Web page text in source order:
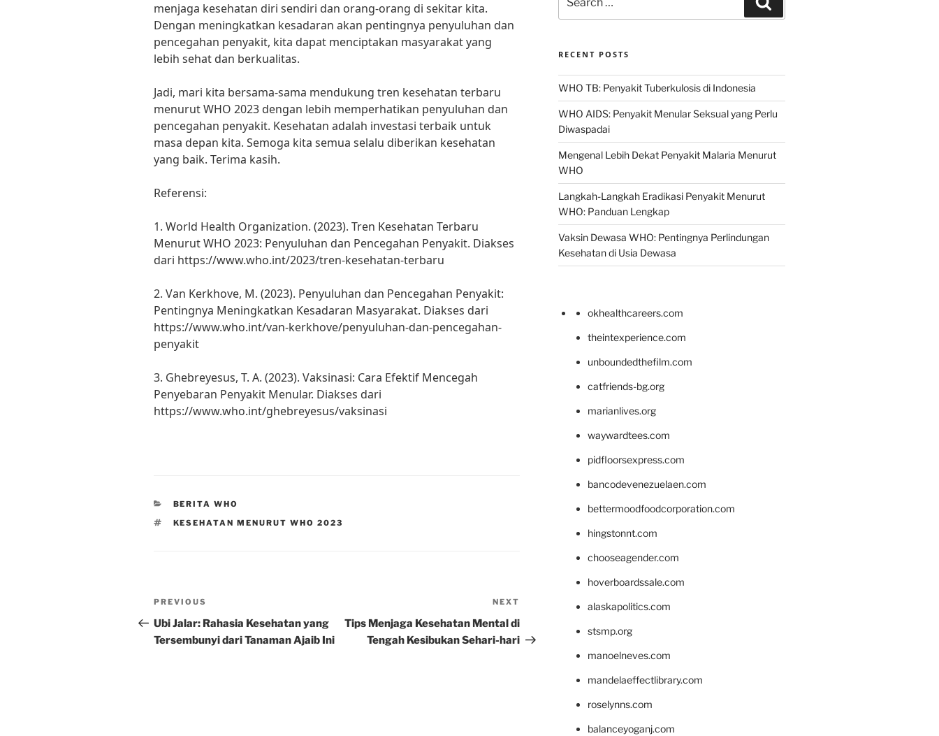
menjaga kesehatan diri sendiri dan orang-orang di sekitar kita.
Dengan meningkatkan kesadaran akan pentingnya penyuluhan dan
pencegahan penyakit, kita dapat menciptakan masyarakat yang
lebih sehat dan berkualitas.
Jadi, mari kita bersama-sama mendukung tren kesehatan terbaru
menurut WHO 2023 dengan lebih memperhatikan penyuluhan dan
pencegahan penyakit. Kesehatan adalah investasi terbaik untuk
masa depan kita. Semoga kita semua selalu diberikan kesehatan
yang baik. Terima kasih.
Referensi:
1. World Health Organization. (2023). Tren Kesehatan Terbaru
Menurut WHO 2023: Penyuluhan dan Pencegahan Penyakit. Diakses
dari https://www.who.int/2023/tren-kesehatan-terbaru
2. Van Kerkhove, M. (2023). Penyuluhan dan Pencegahan Penyakit:
Pentingnya Meningkatkan Kesadaran Masyarakat. Diakses dari
https://www.who.int/van-kerkhove/penyuluhan-dan-pencegahan-
penyakit
3. Ghebreyesus, T. A. (2023). Vaksinasi: Cara Efektif Mencegah
Penyebaran Penyakit Menular. Diakses dari
https://www.who.int/ghebreyesus/vaksinasi
CATEGORIES
BERITA WHO
TAGS
KESEHATAN MENURUT WHO 2023
Post
navigation
Previous
Post
PREVIOUS
Ubi Jalar: Rahasia Kesehatan yang
Tersembunyi dari Tanaman Ajaib Ini
Post
NEXT
Tips Menjaga Kesehatan Mental di
Tengah Kesibukan Sehari-hari
for:
RECENT POSTS
WHO TB: Penyakit Tuberkulosis di Indonesia
WHO AIDS: Penyakit Menular Seksual yang Perlu
Diwaspadai
Mengenal Lebih Dekat Penyakit Malaria Menurut
WHO
Langkah-Langkah Eradikasi Penyakit Menurut
WHO: Panduan Lengkap
Vaksin Dewasa WHO: Pentingnya Perlindungan
Kesehatan di Usia Dewasa
okhealthcareers.com
theintexperience.com
unboundedthefilm.com
catfriends-bg.org
marianlives.org
waywardtees.com
pidfloorsexpress.com
bancodevenezuelaen.com
bettermoodfoodcorporation.com
hingstonnt.com
chooseagender.com
hoverboardssale.com
alaskapolitics.com
stsmp.org
manoelneves.com
mandelaeffectlibrary.com
roselynns.com
balanceyoganj.com